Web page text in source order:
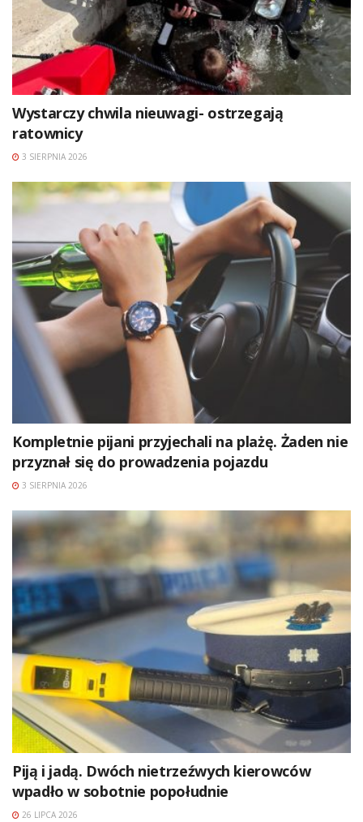
Wystarczy chwila nieuwagi- ostrzegają
ratownicy
3 SIERPNIA 2026
Kompletnie pijani przyjechali na plażę. Żaden nie
przyznał się do prowadzenia pojazdu
3 SIERPNIA 2026
Piją i jadą. Dwóch nietrzeźwych kierowców
wpadło w sobotnie popołudnie
26 LIPCA 2026